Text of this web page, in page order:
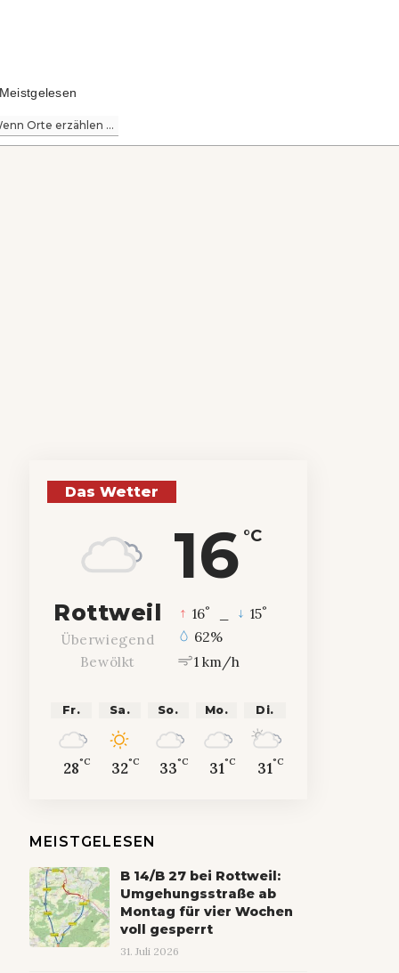
Meistgelesen
Orte erzählen ...
Das Wetter
16 °C
Rottweil
Überwiegend
Bewölkt
16° 15°
62%
1 km/h
Fr.
28°C
Sa.
32°C
So.
33°C
Mo.
31°C
Di.
31°C
MEISTGELESEN
B 14/B 27 bei Rottweil:
Umgehungsstraße ab
Montag für vier Wochen
voll gesperrt
31. Juli 2026